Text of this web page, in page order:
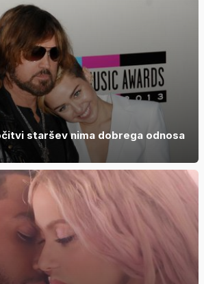
staršev nima dobrega odnosa